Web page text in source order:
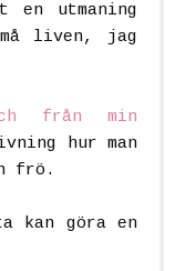
utmaning
liven, jag
från min
hur man
frö.
kan göra en